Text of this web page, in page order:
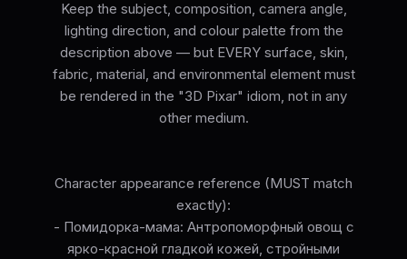
Keep the subject, composition, camera angle,
lighting direction, and colour palette from the
description above — but EVERY surface, skin,
fabric, material, and environmental element must
be rendered in the "3D Pixar" idiom, not in any
other medium.
Character appearance reference (MUST match
exactly):
- Помидорка-мама: Антропоморфный овощ с
ярко-красной гладкой кожей, стройными